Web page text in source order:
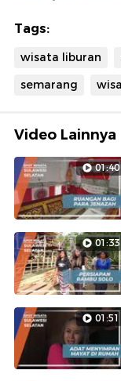
Tags:
wisata liburan
semarang
Video Lainnya
01:40
01:33
01:51